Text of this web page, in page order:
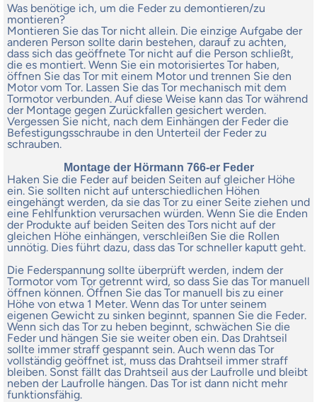
Was benötige ich, um die Feder zu demontieren/zu
montieren?
Montieren Sie das Tor nicht allein. Die einzige Aufgabe der
anderen Person sollte darin bestehen, darauf zu achten,
dass sich das geöffnete Tor nicht auf die Person schließt,
die es montiert. Wenn Sie ein motorisiertes Tor haben,
öffnen Sie das Tor mit einem Motor und trennen Sie den
Motor vom Tor. Lassen Sie das Tor mechanisch mit dem
Tormotor verbunden. Auf diese Weise kann das Tor während
der Montage gegen Zurückfallen gesichert werden.
Vergessen Sie nicht, nach dem Einhängen der Feder die
Befestigungsschraube in den Unterteil der Feder zu
schrauben.
Montage der Hörmann 766-er Feder
Haken Sie die Feder auf beiden Seiten auf gleicher Höhe
ein. Sie sollten nicht auf unterschiedlichen Höhen
eingehängt werden, da sie das Tor zu einer Seite ziehen und
eine Fehlfunktion verursachen würden. Wenn Sie die Enden
der Produkte auf beiden Seiten des Tors nicht auf der
gleichen Höhe einhängen, verschleißen Sie die Rollen
unnötig. Dies führt dazu, dass das Tor schneller kaputt geht.
Die Federspannung sollte überprüft werden, indem der
Tormotor vom Tor getrennt wird, so dass Sie das Tor manuell
öffnen können. Öffnen Sie das Tor manuell bis zu einer
Höhe von etwa 1 Meter. Wenn das Tor unter seinem
eigenen Gewicht zu sinken beginnt, spannen Sie die Feder.
Wenn sich das Tor zu heben beginnt, schwächen Sie die
Feder und hängen Sie sie weiter oben ein. Das Drahtseil
sollte immer straff gespannt sein. Auch wenn das Tor
vollständig geöffnet ist, muss das Drahtseil immer straff
bleiben. Sonst fällt das Drahtseil aus der Laufrolle und bleibt
neben der Laufrolle hängen. Das Tor ist dann nicht mehr
funktionsfähig.